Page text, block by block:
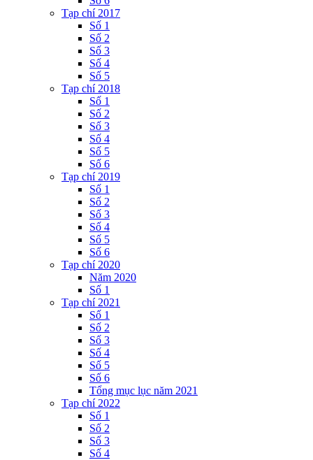
Tạp chí 2017
Số 1
Số 2
Số 3
Số 4
Số 5
Tạp chí 2018
Số 1
Số 2
Số 3
Số 4
Số 5
Số 6
Tạp chí 2019
Số 1
Số 2
Số 3
Số 4
Số 5
Số 6
Tạp chí 2020
Năm 2020
Số 1
Tạp chí 2021
Số 1
Số 2
Số 3
Số 4
Số 5
Số 6
Tổng mục lục năm 2021
Tạp chí 2022
Số 1
Số 2
Số 3
Số 4